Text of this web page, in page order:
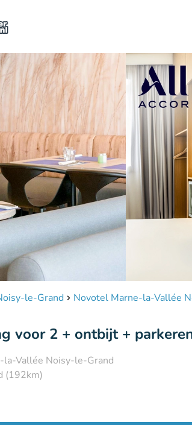
le-Grand Novotel Marne-la-Vallée
voor 2 + ontbijt +
la-Vallée Noisy-le-Grand
(192km)